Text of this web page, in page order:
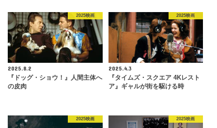
2025映画
2025.8.2
『ドッグ・ショウ！』人間主体へ
の皮肉
2025映画
2025.4.3
『タイムズ・スクエア 4Kレスト
ア』ギャルが街を駆ける時
2025映画 2025映画